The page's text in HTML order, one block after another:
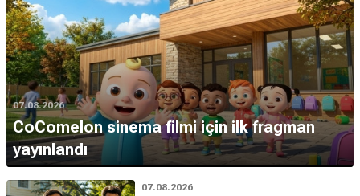
07.08.2026
CoComelon sinema filmi için ilk fragman
yayınlandı
07.08.2026